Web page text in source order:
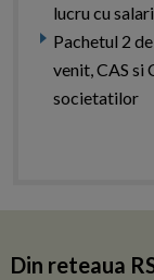
lucru cu
Pachetul 2
venit, CAS si
societatilor
Din reteaua